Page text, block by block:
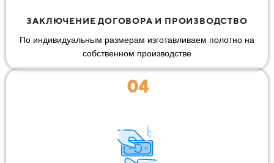
ЗАКЛЮЧЕНИЕ ДОГОВОРА И ПРОИЗВОДСТВО
По индивидуальным размерам изготавливаем полотно на
собственном производстве
04